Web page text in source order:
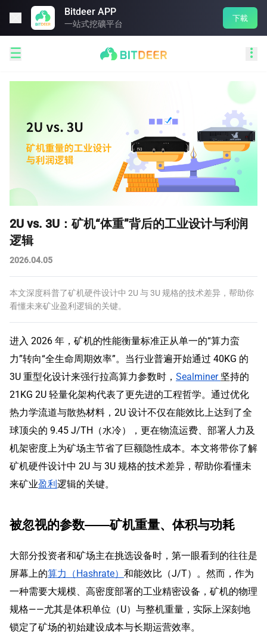
Bitdeer APP
一站式挖礦平台
下載
 
2U vs. 3U：矿机“体重”背后的工业设计与利润
逻辑
2026.04.05
本文深度科普了矿机硬件设计中 2U 与 3U 规格的技术差异，帮助你
看懂未来矿业盈利逻辑的关键。
进入 2026 年，矿机的性能衡量标准正从单一的“算力蛮
力”转向“全生命周期效率”。当行业普遍开始通过 40KG 的
3U 重型化设计来强行拉高算力参数时， Sealminer 坚持的
21KG 2U 轻量化架构代表了更先进的工程哲学。通过优化
热力学流道与散热材料，2U 设计不仅在能效比上达到了全
球顶尖的 9.45 J/TH（水冷），更在物流运费、部署人力及
机架密度上为矿场主节省了巨额隐性成本。本文将带你了解
矿机硬件设计中 2U 与 3U 规格的技术差异，帮助你看懂未
来矿业盈利逻辑的关键。
被忽视的参数——矿机重量、体积与功耗
大部分投资者和矿场主在挑选设备时，第一眼看到的往往是
屏幕上的算力（Hashrate） 和能效比（J/T）。然而，作为
一种需要大规模、高密度部署的工业精密设备，矿机的物理
规格——尤其是体积单位（U）与整机重量，实际上深刻地
锁定了矿场的初始建设成本与长期运营效率。